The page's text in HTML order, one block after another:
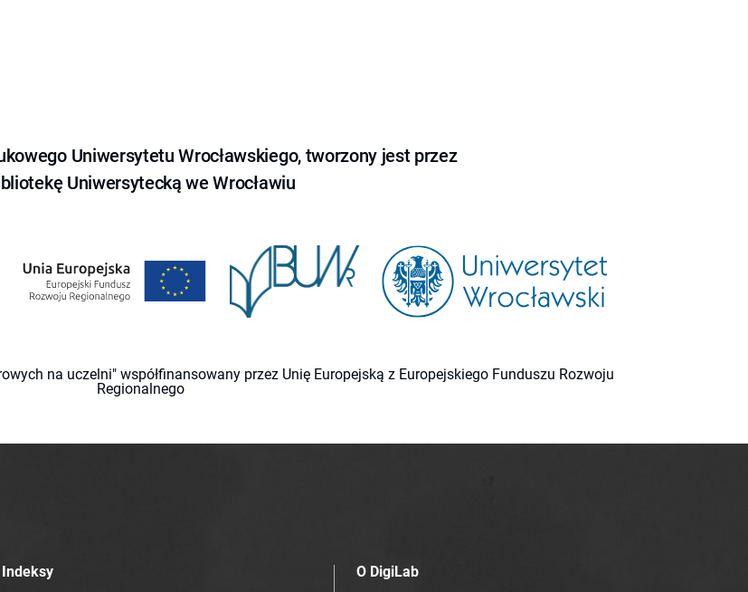
Uniwersytetu Wrocławskiego, tworzony jest przez
Uniwersytecką we Wrocławiu
na uczelni" współfinansowany przez Unię Europejską z Europejskiego Funduszu Rozwoju
Regionalnego
Indeksy
O DigiLab